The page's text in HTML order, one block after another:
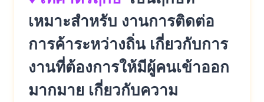
เหมาะสำหรับ งานการติดต่อ
การค้าระหว่างถิ่น เกี่ยวกับการ
งานที่ต้องการให้มีผู้คนเข้าออก
มากมาย เกี่ยวกับความ